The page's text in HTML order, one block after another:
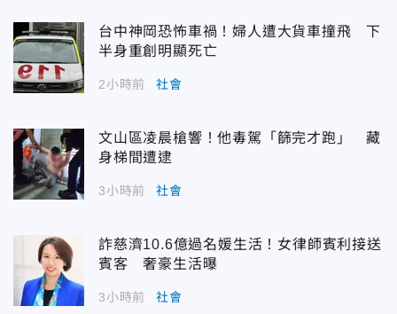
台中神岡恐怖車禍！婦人遭大貨車撞飛 下
半身重創明顯死亡
2小時前 社會
文山區凌晨槍響！他毒駕「篩完才跑」 藏
身梯間遭逮
3小時前 社會
詐慈濟10.6億過名媛生活！女律師賓利接送
賓客 奢豪生活曝
3小時前 社會